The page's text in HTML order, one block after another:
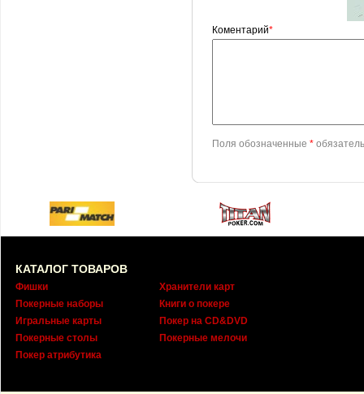
Коментарий*
Поля обозначенные *
КАТАЛОГ ТОВАРОВ
Фишки
Покерные наборы
Игральные карты
Покерные столы
Покер атрибутика
Хранители карт
Книги о покере
Покер на CD&DVD
Покерные мелочи